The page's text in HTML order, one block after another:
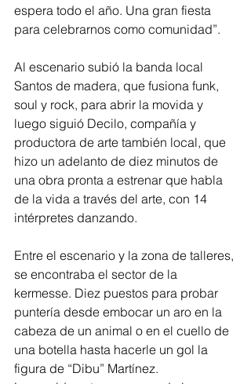
espera todo el año. Una gran fiesta
para celebrarnos como comunidad”.
Al escenario subió la banda local
Santos de madera, que fusiona funk,
soul y rock, para abrir la movida y
luego siguió Decilo, compañía y
productora de arte también local, que
hizo un adelanto de diez minutos de
una obra pronta a estrenar que habla
de la vida a través del arte, con 14
intérpretes danzando.
Entre el escenario y la zona de talleres,
se encontraba el sector de la
kermesse. Diez puestos para probar
puntería desde embocar un aro en la
cabeza de un animal o en el cuello de
una botella hasta hacerle un gol la
figura de “Dibu” Martínez.